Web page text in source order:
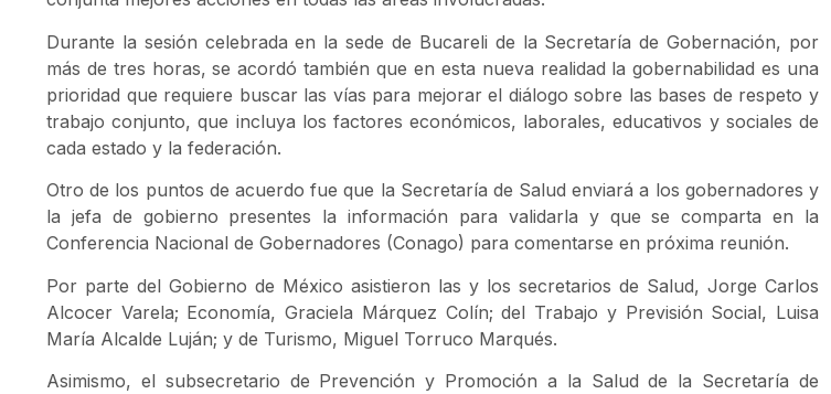
Durante la sesión celebrada en la sede de Bucareli de la Secretaría de Gobernación, por
más de tres horas, se acordó también que en esta nueva realidad la gobernabilidad es una
prioridad que requiere buscar las vías para mejorar el diálogo sobre las bases de respeto y
trabajo conjunto, que incluya los factores económicos, laborales, educativos y sociales de
cada estado y la federación.
Otro de los puntos de acuerdo fue que la Secretaría de Salud enviará a los gobernadores y
la jefa de gobierno presentes la información para validarla y que se comparta en la
Conferencia Nacional de Gobernadores (Conago) para comentarse en próxima reunión.
Por parte del Gobierno de México asistieron las y los secretarios de Salud, Jorge Carlos
Alcocer Varela; Economía, Graciela Márquez Colín; del Trabajo y Previsión Social, Luisa
María Alcalde Luján; y de Turismo, Miguel Torruco Marqués.
Asimismo, el subsecretario de Prevención y Promoción a la Salud de la Secretaría de